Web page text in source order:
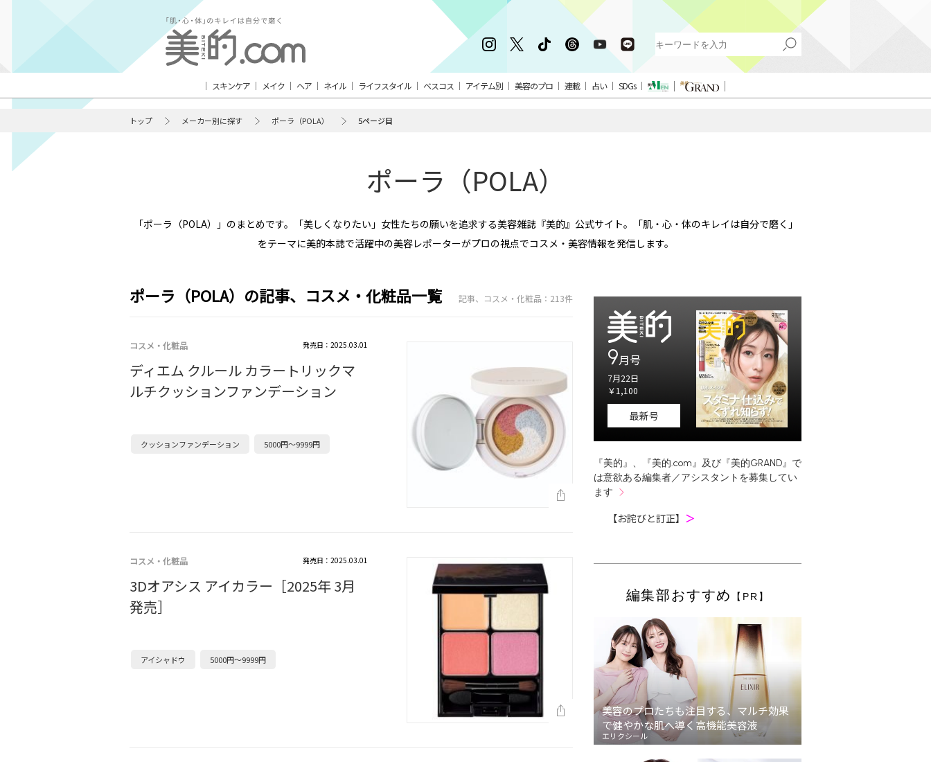
スキンケア メイク ヘア ネイル ライフスタイル ベスコス アイテム別 美容のプロ 連載 占い SDGs
トップ メーカー別に探す ポーラ（POLA） 5ページ目
ポーラ（POLA）
「ポーラ（POLA）」のまとめです。「美しくなりたい」女性たちの願いを追求する美容雑誌『美的』公式サイト。「肌・心・体のキレイは自分で磨く」
をテーマに美的本誌で活躍中の美容レポーターがプロの視点でコスメ・美容情報を発信します。
ポーラ（POLA）の記事、コスメ・化粧品一覧 記事、コスメ・化粧品：213件
コスメ・化粧品 発売日：2025.03.01
ディエム クルール カラートリックマ
ルチクッションファンデーション
クッションファンデーション 5000円～9999円
コスメ・化粧品 発売日：2025.03.01
3Dオアシス アイカラー［2025年 3月
発売］
アイシャドウ 5000円～9999円
9月号
7月22日
￥1,100
最新号
『美的』、『美的.com』及び『美的GRAND』で
は意欲ある編集者／アシスタントを募集してい
ます
【お詫びと訂正】 ＞
編集部おすすめ 【PR】
美容のプロたちも注目する、マルチ効果
で健やかな肌へ導く高機能美容液
エリクシール